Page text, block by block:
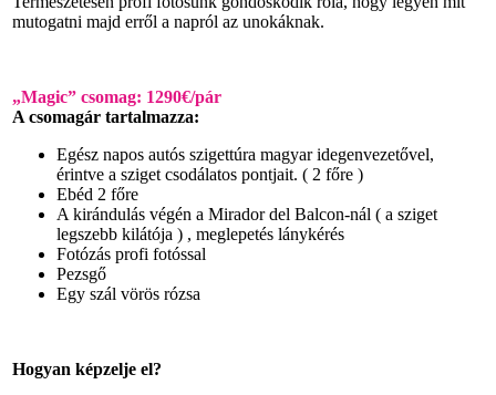
mutogatni majd erről a napról az unokáknak.
„Magic” csomag: 1290€/pár
A csomagár tartalmazza:
Egész napos autós szigettúra magyar idegenvezetővel,
érintve a sziget csodálatos pontjait. ( 2 főre )
Ebéd 2 főre
A kirándulás végén a Mirador del Balcon-nál ( a sziget
legszebb kilátója ) , meglepetés lánykérés
Fotózás profi fotóssal
Pezsgő
Egy szál vörös rózsa
Hogyan képzelje el?